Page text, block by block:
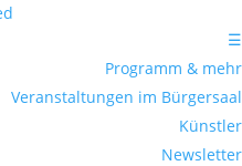
☰
Programm & mehr
Veranstaltungen im Bürgersaal
Künstler
Newsletter